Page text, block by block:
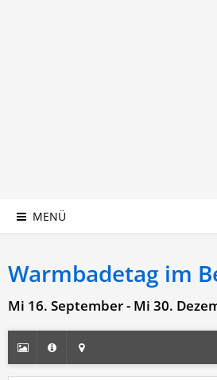
MENÜ
Warmbadetag im
Mi 16. September - Mi 30.